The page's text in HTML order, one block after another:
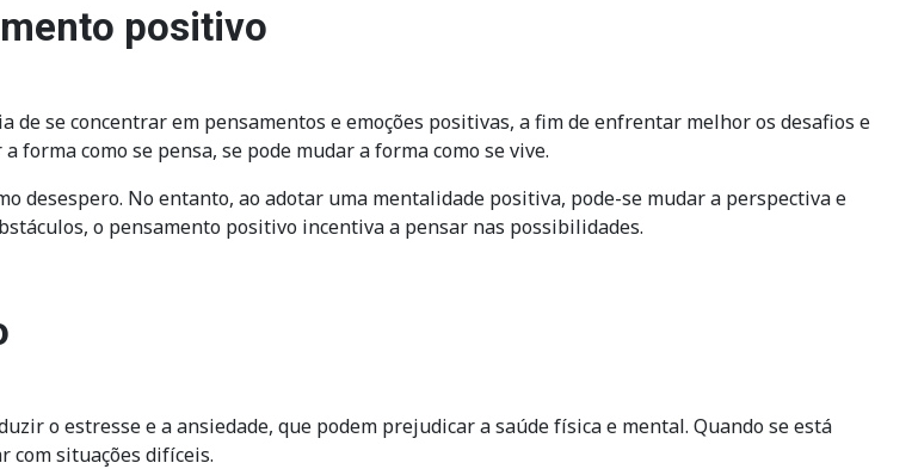
positivo
se concentrar em pensamentos e emoções positivas, a fim de enfrentar melhor os desafios e
como se pensa, se pode mudar a forma como se vive.
desespero. No entanto, ao adotar uma mentalidade positiva, pode-se mudar a perspectiva e
o pensamento positivo incentiva a pensar nas possibilidades.
o estresse e a ansiedade, que podem prejudicar a saúde física e mental. Quando se está
com situações difíceis.